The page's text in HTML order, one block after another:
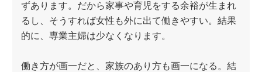
ずあります。だから家事や育児をする余裕が生まれ
るし、そうすれば女性も外に出て働きやすい。結果
的に、専業主婦は少なくなります。
働き方が画一だと、家族のあり方も画一になる。結